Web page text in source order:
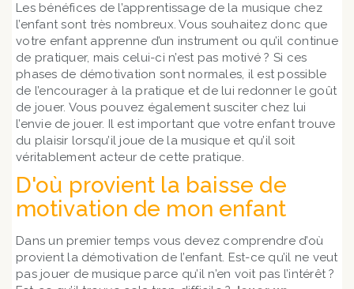
Les bénéfices de l’apprentissage de la musique chez
l’enfant sont très nombreux. Vous souhaitez donc que
votre enfant apprenne d’un instrument ou qu’il continue
de pratiquer, mais celui-ci n’est pas motivé ? Si ces
phases de démotivation sont normales, il est possible
de l’encourager à la pratique et de lui redonner le goût
de jouer. Vous pouvez également susciter chez lui
l’envie de jouer. Il est important que votre enfant trouve
du plaisir lorsqu’il joue de la musique et qu’il soit
véritablement acteur de cette pratique.
D'où provient la baisse de
motivation de mon enfant
Dans un premier temps vous devez comprendre d’où
provient la démotivation de l’enfant. Est-ce qu’il ne veut
pas jouer de musique parce qu’il n’en voit pas l’intérêt ?